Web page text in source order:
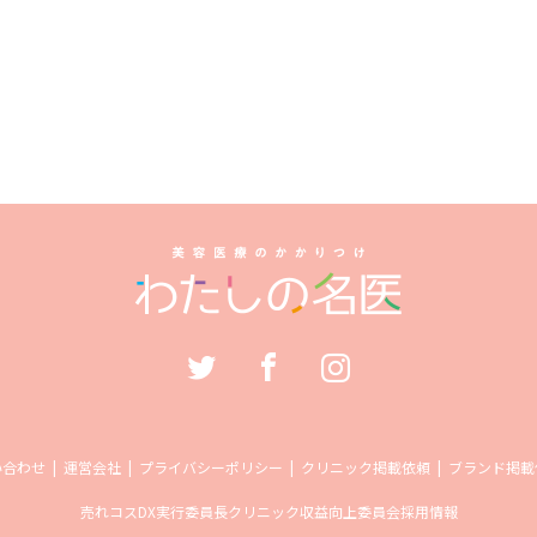
わせ 運営会社 プライバシーポリシー クリニック掲載依頼 ブランド掲
売れコスDX実行委員長クリニック収益向上委員会採用情報